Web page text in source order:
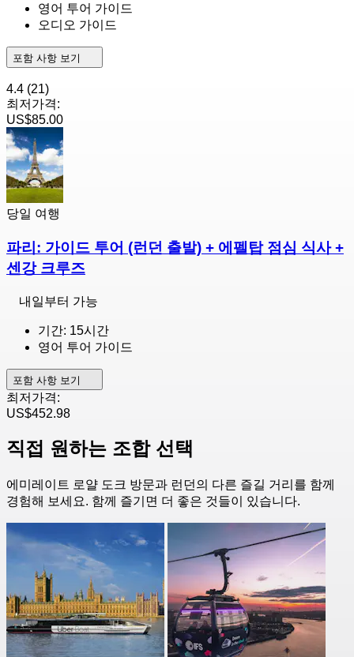
영어 투어 가이드
오디오 가이드
포함 사항 보기
4.4 (21)
최저가격:
US$85.00
당일 여행
파리: 가이드 투어 (런던 출발) + 에펠탑 점심 식사 +
센강 크루즈
내일부터 가능
기간: 15시간
영어 투어 가이드
포함 사항 보기
최저가격:
US$452.98
직접 원하는 조합 선택
에미레이트 로얄 도크 방문과 런던의 다른 즐길 거리를 함께
경험해 보세요. 함께 즐기면 더 좋은 것들이 있습니다.